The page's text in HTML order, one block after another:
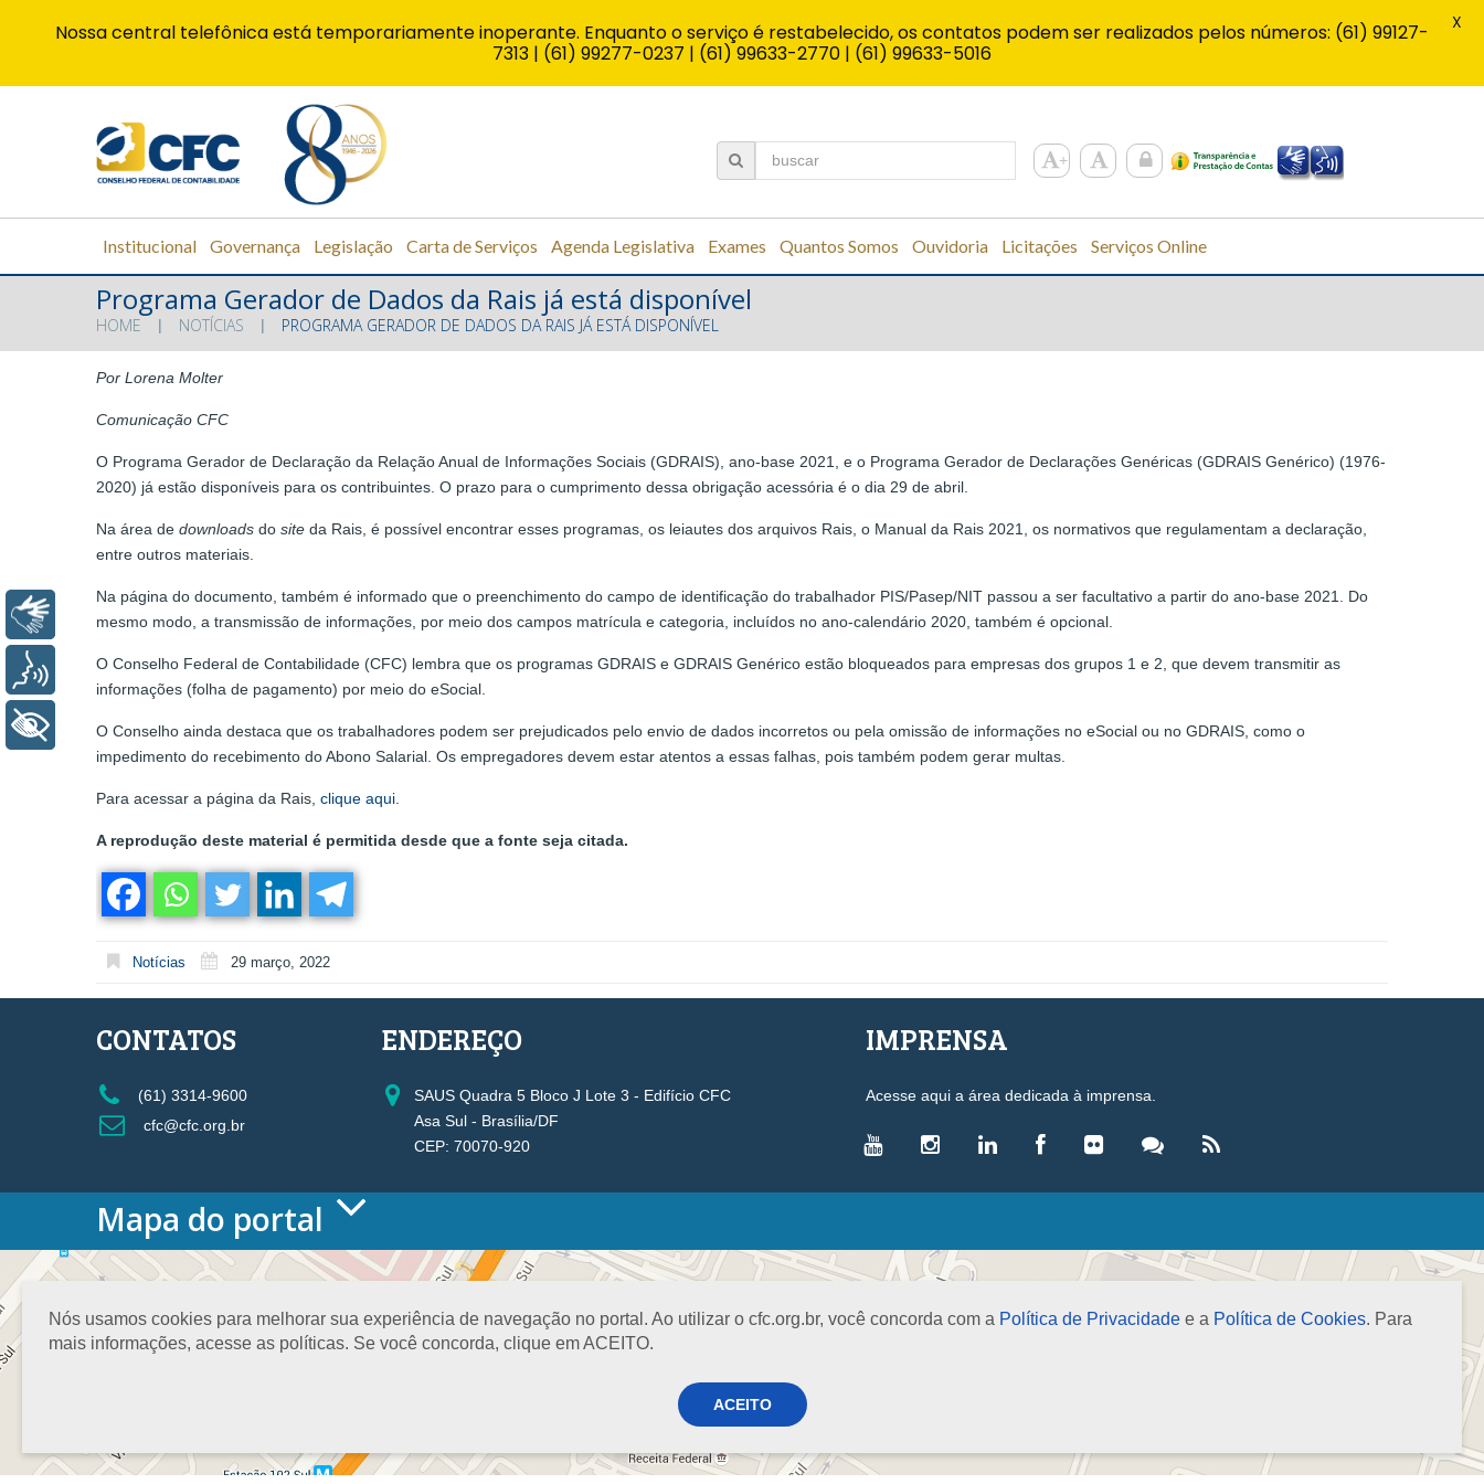
Institucional Governança Legislação Carta de Serviços Agenda Legislativa Exames Quantos Somos Ouvidoria Licitações Serviços Online
Programa Gerador de Dados da Rais já está disponível
HOME NOTÍCIAS PROGRAMA GERADOR DE DADOS DA RAIS JÁ ESTÁ DISPONÍVEL
Por Lorena Molter
Comunicação CFC
O Programa Gerador de Declaração da Relação Anual de Informações Sociais (GDRAIS), ano-base 2021, e o Programa Gerador de Declarações Genéricas (GDRAIS Genérico) (1976-
2020) já estão disponíveis para os contribuintes. O prazo para o cumprimento dessa obrigação acessória é o dia 29 de abril.
Na área de downloads do site da Rais, é possível encontrar esses programas, os leiautes dos arquivos Rais, o Manual da Rais 2021, os normativos que regulamentam a declaração,
entre outros materiais.
Na página do documento, também é informado que o preenchimento do campo de identificação do trabalhador PIS/Pasep/NIT passou a ser facultativo a partir do ano-base 2021. Do
mesmo modo, a transmissão de informações, por meio dos campos matrícula e categoria, incluídos no ano-calendário 2020, também é opcional.
O Conselho Federal de Contabilidade (CFC) lembra que os programas GDRAIS e GDRAIS Genérico estão bloqueados para empresas dos grupos 1 e 2, que devem transmitir as
informações (folha de pagamento) por meio do eSocial.
O Conselho ainda destaca que os trabalhadores podem ser prejudicados pelo envio de dados incorretos ou pela omissão de informações no eSocial ou no GDRAIS, como o
impedimento do recebimento do Abono Salarial. Os empregadores devem estar atentos a essas falhas, pois também podem gerar multas.
Para acessar a página da Rais, clique aqui.
A reprodução deste material é permitida desde que a fonte seja citada.
Notícias 29 março, 2022
Nós usamos cookies para melhorar sua experiência de navegação no portal. Ao utilizar o cfc.org.br, você concorda com a Política de Privacidade e a Política de Cookies. Para
mais informações, acesse as políticas. Se você concorda, clique em ACEITO.
ACEITO
CONTATOS
(61) 3314-9600
cfc@cfc.org.br
ENDEREÇO
SAUS Quadra 5 Bloco J Lote 3 - Edifício CFC
Asa Sul - Brasília/DF
CEP: 70070-920
IMPRENSA
Acesse aqui a área dedicada à imprensa.
Mapa do portal
HOME
O CONSELHO
Conselho Diretor
Nossa Sede
Planejamento
PRESIDÊNCIA
VICE-PRESIDÊNCIAS
Administrativa
Controle Interno
Desenvolvimento Profissional
Fiscalização, Ética e Disciplina
PROJETOS E PROGRAMAS
LEGISLAÇÃO
Leis
Decretos-Lei
Agência de Notícias
Nossa central telefônica está temporariamente inoperante. Enquanto o serviço é restabelecido, os contatos podem ser realizados pelos números: (61) 99127-
7313 | (61) 99277-0237 | (61) 99633-2770 | (61) 99633-5016
X
Voz
+ Acessibilidade